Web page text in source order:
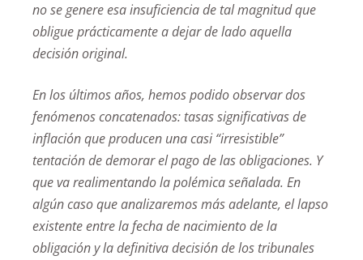
no se genere esa insuficiencia de tal magnitud que
obligue prácticamente a dejar de lado aquella
decisión original.
En los últimos años, hemos podido observar dos
fenómenos concatenados: tasas significativas de
inflación que producen una casi “irresistible”
tentación de demorar el pago de las obligaciones. Y
que va realimentando la polémica señalada. En
algún caso que analizaremos más adelante, el lapso
existente entre la fecha de nacimiento de la
obligación y la definitiva decisión de los tribunales